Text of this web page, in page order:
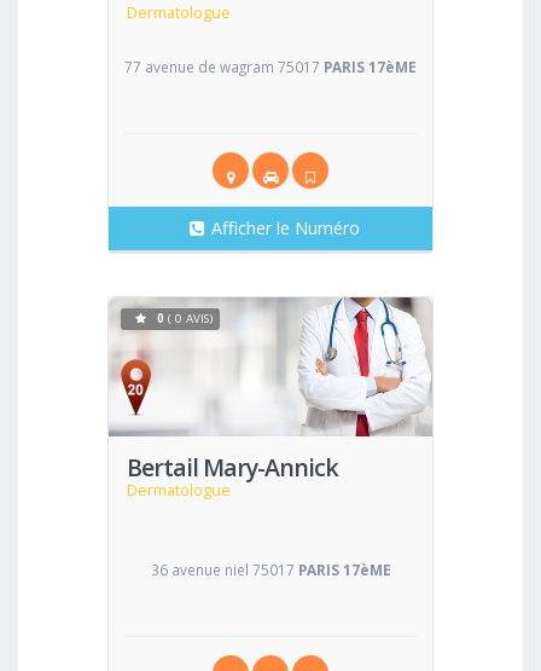
Dermatologue
77 avenue de wagram 75017 PARIS 17èME
Afficher le Numéro
Bertail Mary-Annick
Dermatologue
Voir
0 ( 0 AVIS)
36 avenue niel 75017 PARIS 17èME